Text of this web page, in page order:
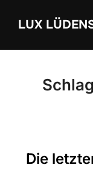
InhaltLUX
Die